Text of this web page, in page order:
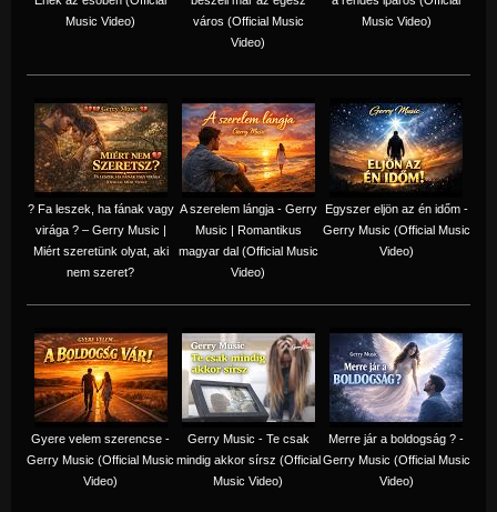
Music Video)
város (Official Music
Video)
Music Video)
? Fa leszek, ha fának vagy
virága ? – Gerry Music |
Miért szeretünk olyat, aki
nem szeret?
A szerelem lángja - Gerry
Music | Romantikus
magyar dal (Official Music
Video)
Egyszer eljön az én időm -
Gerry Music (Official Music
Video)
Gyere velem szerencse -
Gerry Music (Official Music
Video)
Gerry Music - Te csak
mindig akkor sírsz (Official
Music Video)
Merre jár a boldogság ? -
Gerry Music (Official Music
Video)